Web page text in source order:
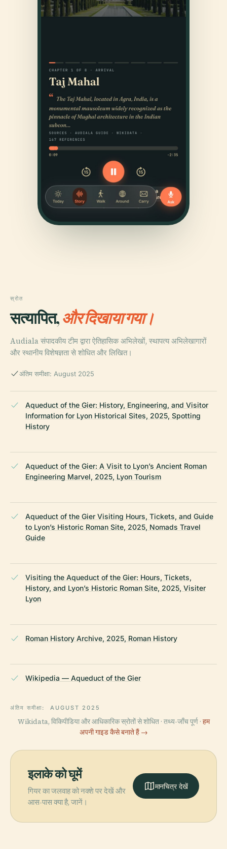
स्रोत
सत्यापित,और दिखाया गया।
Audiala संपादकीय टीम द्वारा ऐतिहासिक अभिलेखों, स्थापत्य अभिलेखागारों
और स्थानीय विशेषज्ञता से शोधित और लिखित।
अंतिम समीक्षा: August 2025
Aqueduct of the Gier: History, Engineering, and Visitor
Information for Lyon Historical Sites, 2025, Spotting
History
Aqueduct of the Gier: A Visit to Lyon’s Ancient Roman
Engineering Marvel, 2025, Lyon Tourism
Aqueduct of the Gier Visiting Hours, Tickets, and Guide
to Lyon’s Historic Roman Site, 2025, Nomads Travel
Guide
Visiting the Aqueduct of the Gier: Hours, Tickets,
History, and Lyon’s Historic Roman Site, 2025, Visiter
Lyon
Roman History Archive, 2025, Roman History
Wikipedia — Aqueduct of the Gier
अंतिम समीक्षा: AUGUST 2025
Wikidata, विकिपीडिया और आधिकारिक स्रोतों से शोधित · तथ्य-जाँच पूर्ण · हम
अपनी गाइड कैसे बनाते हैं →
इलाके को घूमें
गियर का जलवाह को नक्शे पर देखें और
आस-पास क्या है, जानें।
मानचित्र देखें